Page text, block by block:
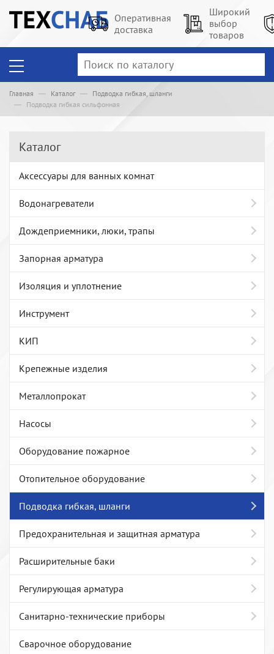
Оперативная
доставка
Широкий
выбор
товаров
Главная Каталог
Подводка гибкая, шланги
Подводка гибкая сильфонная
Каталог
Аксессуары для ванных комнат
Водонагреватели
Дождеприемники, люки, трапы
Запорная арматура
Изоляция и уплотнение
Инструмент
КИП
Крепежные изделия
Металлопрокат
Насосы
Оборудование пожарное
Отопительное оборудование
Подводка гибкая, шланги
Предохранительная и защитная арматура
Расширительные баки
Регулирующая арматура
Санитарно-технические приборы
Сварочное оборудование